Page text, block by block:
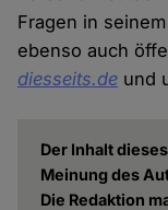
Fragen in seinem
ebenso auch
diesseits.de und
Der Inhalt
Meinung des
Die Redaktion